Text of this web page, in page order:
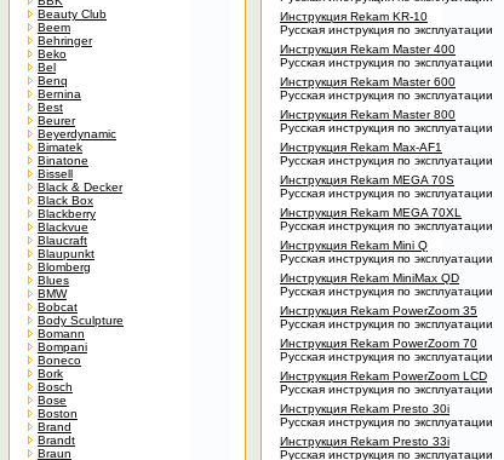
Beauty Club
Beem
Behringer
Beko
Bel
Benq
Bernina
Best
Beurer
Beyerdynamic
Bimatek
Binatone
Bissell
Black & Decker
Black Box
Blackberry
Blackvue
Blaucraft
Blaupunkt
Blomberg
Blues
BMW
Bobcat
Body Sculpture
Bomann
Bompani
Boneco
Bork
Bosch
Bose
Boston
Brand
Brandt
Braun
Инструкция Rekam KR-10
Русская инструкция по эксплуатации
Инструкция Rekam Master 400
Русская инструкция по эксплуатации
Инструкция Rekam Master 600
Русская инструкция по эксплуатации
Инструкция Rekam Master 800
Русская инструкция по эксплуатации
Инструкция Rekam Max-AF1
Русская инструкция по эксплуатации
Инструкция Rekam MEGA 70S
Русская инструкция по эксплуатации
Инструкция Rekam MEGA 70XL
Русская инструкция по эксплуатации
Инструкция Rekam Mini Q
Русская инструкция по эксплуатации
Инструкция Rekam MiniMax QD
Русская инструкция по эксплуатации
Инструкция Rekam PowerZoom 35
Русская инструкция по эксплуатации
Инструкция Rekam PowerZoom 70
Русская инструкция по эксплуатации
Инструкция Rekam PowerZoom LCD
Русская инструкция по эксплуатации
Инструкция Rekam Presto 30i
Русская инструкция по эксплуатации
Инструкция Rekam Presto 33i
Русская инструкция по эксплуатации